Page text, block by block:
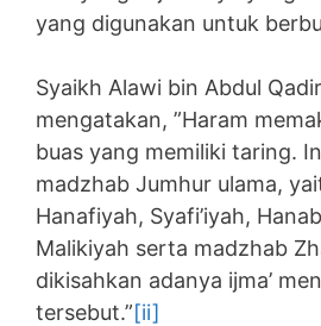
yang digunakan untuk
Syaikh Alawi bin Abdul
mengatakan, ”Haram
buas yang memiliki taring.
madzhab Jumhur ulama,
Hanafiyah, Syafi’iyah,
Malikiyah serta madzhab
dikisahkan adanya ijma’
tersebut.”[ii]